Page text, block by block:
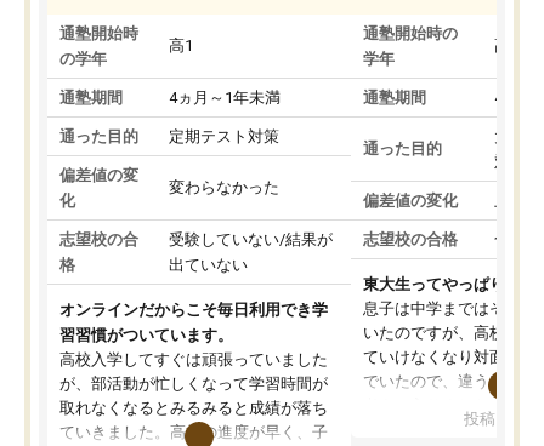
通塾開始時
の学年
高1
通塾期間 4ヵ月～1年未満
通った目的 定期テスト対策
偏差値の変
化
変わらなかった
志望校の合
格
受験していない/結果が
出ていない
オンラインだからこそ毎日利用でき学
習習慣がついています。
高校入学してすぐは頑張っていました
が、部活動が忙しくなって学習時間が
取れなくなるとみるみると成績が落ち
ていきました。高校の進度が早く、子
通塾開始時の
学年
高3
通塾期間 4ヵ月
通った目的
大学
対策
偏差値の変化 上が
志望校の合格 合格
東大生ってやっぱりすご
息子は中学まではそこそ
いたのですが、高校に入
ていけなくなり対面の塾
でいたので、違うアプロ
で、当初は模試でD判定
投稿日：